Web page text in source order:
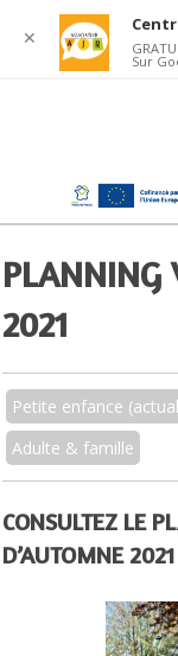
PLANNING
2021
Petite enfance
Adulte & famille
CONSULTEZ LE
D’AUTOMNE 2021
✕
Sur